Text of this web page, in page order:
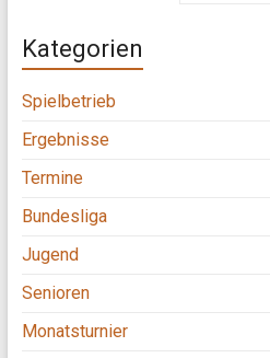
Kategorien
Spielbetrieb
Ergebnisse
Termine
Bundesliga
Jugend
Senioren
Monatsturnier